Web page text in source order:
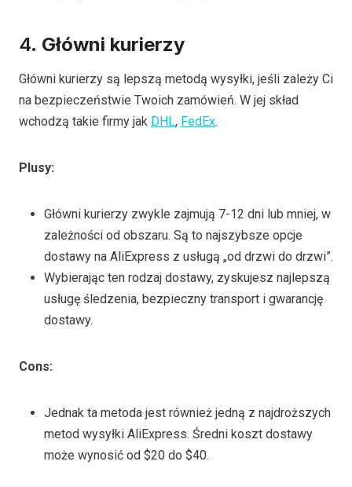
4. Główni kurierzy
Główni kurierzy są lepszą metodą wysyłki, jeśli zależy Ci
na bezpieczeństwie Twoich zamówień. W jej skład
wchodzą takie firmy jak DHL, FedEx.
Plusy:
Główni kurierzy zwykle zajmują 7-12 dni lub mniej, w
zależności od obszaru. Są to najszybsze opcje
dostawy na AliExpress z usługą „od drzwi do drzwi”.
Wybierając ten rodzaj dostawy, zyskujesz najlepszą
usługę śledzenia, bezpieczny transport i gwarancję
dostawy.
Cons:
Jednak ta metoda jest również jedną z najdroższych
metod wysyłki AliExpress. Średni koszt dostawy
może wynosić od $20 do $40.